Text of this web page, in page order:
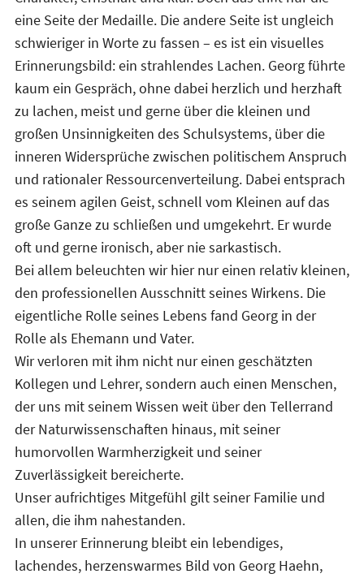
eine Seite der Medaille. Die andere Seite ist ungleich
schwieriger in Worte zu fassen – es ist ein visuelles
Erinnerungsbild: ein strahlendes Lachen. Georg führte
kaum ein Gespräch, ohne dabei herzlich und herzhaft
zu lachen, meist und gerne über die kleinen und
großen Unsinnigkeiten des Schulsystems, über die
inneren Widersprüche zwischen politischem Anspruch
und rationaler Ressourcenverteilung. Dabei entsprach
es seinem agilen Geist, schnell vom Kleinen auf das
große Ganze zu schließen und umgekehrt. Er wurde
oft und gerne ironisch, aber nie sarkastisch.
Bei allem beleuchten wir hier nur einen relativ kleinen,
den professionellen Ausschnitt seines Wirkens. Die
eigentliche Rolle seines Lebens fand Georg in der
Rolle als Ehemann und Vater.
Wir verloren mit ihm nicht nur einen geschätzten
Kollegen und Lehrer, sondern auch einen Menschen,
der uns mit seinem Wissen weit über den Tellerrand
der Naturwissenschaften hinaus, mit seiner
humorvollen Warmherzigkeit und seiner
Zuverlässigkeit bereicherte.
Unser aufrichtiges Mitgefühl gilt seiner Familie und
allen, die ihm nahestanden.
In unserer Erinnerung bleibt ein lebendiges,
lachendes, herzenswarmes Bild von Georg Haehn,